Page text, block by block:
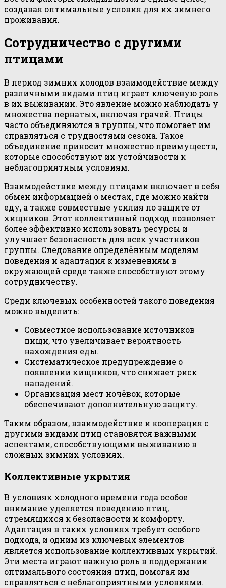
создавая оптимальные условия для их зимнего
проживания.
Сотрудничество с другими
птицами
В период зимних холодов взаимодействие между
различными видами птиц играет ключевую роль
в их выживании. Это явление можно наблюдать у
множества пернатых, включая грачей. Птицы
часто объединяются в группы, что помогает им
справляться с трудностями сезона. Такое
объединение приносит множество преимуществ,
которые способствуют их устойчивости к
неблагоприятным условиям.
Взаимодействие между птицами включает в себя
обмен информацией о местах, где можно найти
еду, а также совместные усилия по защите от
хищников. Этот коллективный подход позволяет
более эффективно использовать ресурсы и
улучшает безопасность для всех участников
группы. Следование определённым моделям
поведения и адаптация к изменениям в
окружающей среде также способствуют этому
сотрудничеству.
Среди ключевых особенностей такого поведения
можно выделить:
Совместное использование источников
пищи, что увеличивает вероятность
нахождения еды.
Систематическое предупреждение о
появлении хищников, что снижает риск
нападений.
Организация мест ночёвок, которые
обеспечивают дополнительную защиту.
Таким образом, взаимодействие и кооперация с
другими видами птиц становятся важными
аспектами, способствующими выживанию в
сложных зимних условиях.
Коллективные укрытия
В условиях холодного времени года особое
внимание уделяется поведению птиц,
стремящихся к безопасности и комфорту.
Адаптация в таких условиях требует особого
подхода, и одним из ключевых элементов
является использование коллективных укрытий.
Эти места играют важную роль в поддержании
оптимального состояния птиц, помогая им
справляться с неблагоприятными условиями.